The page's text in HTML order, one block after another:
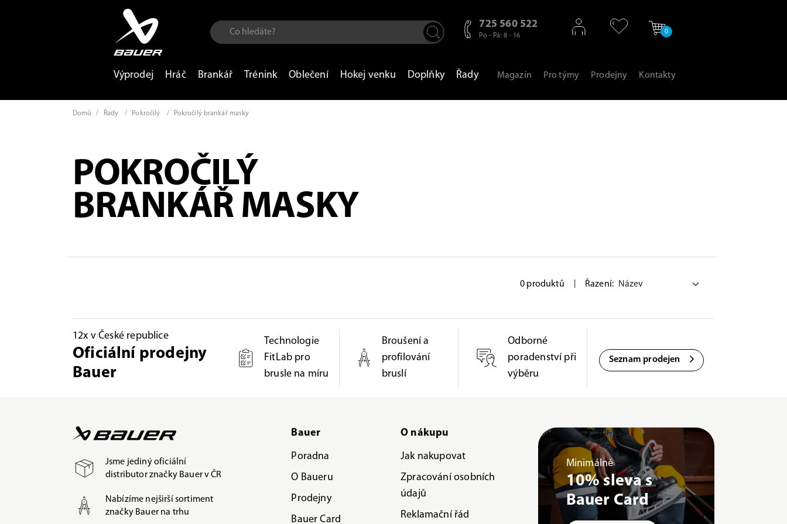
725 560 522
Po - Pá: 8 - 16
0
Výprodej Hráč Brankář Trénink Oblečení Hokej venku Doplňky Řady Magazín Pro týmy Prodejny Kontakty
Domů / Řady / Pokročilý / Pokročilý brankář masky
POKROČILÝ
BRANKÁŘ MASKY
0 produktů Řazení:
12x v České republice
Oficiální prodejny
Bauer
Technologie
FitLab pro
brusle na míru
Broušení a
profilování
bruslí
Odborné
poradenství při
výběru
Seznam prodejen
Jsme jediný oficiální
distributor značky Bauer v ČR
Nabízíme nejširší sortiment
značky Bauer na trhu
Bauer
Poradna
O Baueru
Prodejny
Bauer Card
O nákupu
Jak nakupovat
Zpracování osobních
údajů
Reklamační řád
Minimálně
10% sleva s
Bauer Card